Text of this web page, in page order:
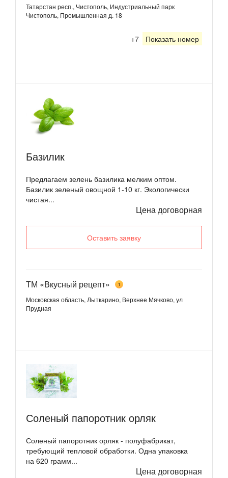
Татарстан респ., Чистополь, Индустриальный парк
Чистополь, Промышленная д. 18
+7 Показать номер
Базилик
Предлагаем зелень базилика мелким оптом.
Базилик зеленый овощной 1-10 кг. Экологически
чистая...
Цена договорная
Оставить заявку
ТМ «Вкусный рецепт» 1
Московская область, Лыткарино, Верхнее Мячково, ул
Прудная
Соленый папоротник орляк
Соленый папоротник орляк - полуфабрикат,
требующий тепловой обработки. Одна упаковка
на 620 грамм...
Цена договорная